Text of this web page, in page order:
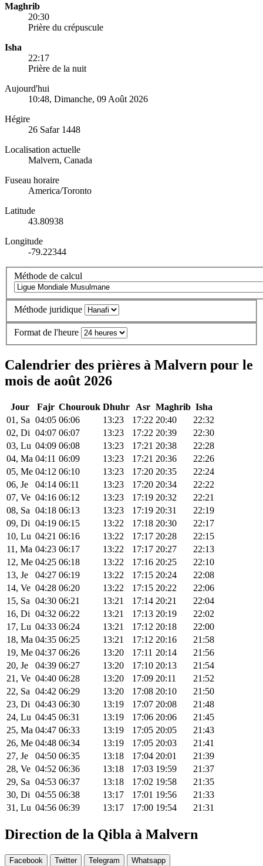
Maghrib
20:30
Prière du crépuscule
Isha
22:17
Prière de la nuit
Aujourd'hui
10:48, Dimanche, 09 Août 2026
Hégire
26 Safar 1448
Localisation actuelle
Malvern, Canada
Fuseau horaire
America/Toronto
Latitude
43.80938
Longitude
-79.22344
Méthode de calcul
Méthode juridique
Format de l'heure
Calendrier des prières à Malvern pour le
mois de août 2026
Jour Fajr Chourouk Dhuhr Asr Maghrib Isha
01, Sa 04:05 06:06 13:23 17:22 20:40
22:32
02, Di 04:07 06:07 13:23 17:22 20:39
22:30
03, Lu 04:09 06:08 13:23 17:21 20:38
22:28
04, Ma 04:11 06:09 13:23 17:21 20:36
22:26
05, Me 04:12 06:10 13:23 17:20 20:35
22:24
06, Je
04:14 06:11 13:23 17:20 20:34
22:22
07, Ve 04:16 06:12 13:23 17:19 20:32
22:21
08, Sa 04:18 06:13 13:23 17:19 20:31
22:19
09, Di 04:19 06:15 13:22 17:18 20:30
22:17
10, Lu 04:21 06:16 13:22 17:17 20:28
22:15
11, Ma 04:23 06:17 13:22 17:17 20:27
22:13
12, Me 04:25 06:18 13:22 17:16 20:25
22:10
13, Je
04:27 06:19 13:22 17:15 20:24
22:08
14, Ve 04:28 06:20 13:22 17:15 20:22
22:06
15, Sa 04:30 06:21 13:21 17:14 20:21
22:04
16, Di 04:32 06:22 13:21 17:13 20:19
22:02
17, Lu 04:33 06:24 13:21 17:12 20:18
22:00
18, Ma 04:35 06:25 13:21 17:12 20:16
21:58
19, Me 04:37 06:26 13:20 17:11 20:14
21:56
20, Je
04:39 06:27 13:20 17:10 20:13
21:54
21, Ve 04:40 06:28 13:20 17:09 20:11
21:52
22, Sa 04:42 06:29 13:20 17:08 20:10
21:50
23, Di 04:43 06:30 13:19 17:07 20:08
21:48
24, Lu 04:45 06:31 13:19 17:06 20:06
21:45
25, Ma 04:47 06:33 13:19 17:05 20:05
21:43
26, Me 04:48 06:34 13:19 17:05 20:03
21:41
27, Je
04:50 06:35 13:18 17:04 20:01
21:39
28, Ve 04:52 06:36 13:18 17:03 19:59
21:37
29, Sa 04:53 06:37 13:18 17:02 19:58
21:35
30, Di 04:55 06:38 13:17 17:01 19:56
21:33
31, Lu 04:56 06:39 13:17 17:00 19:54 21:31
Direction de la Qibla à Malvern
Facebook Twitter Telegram Whatsapp